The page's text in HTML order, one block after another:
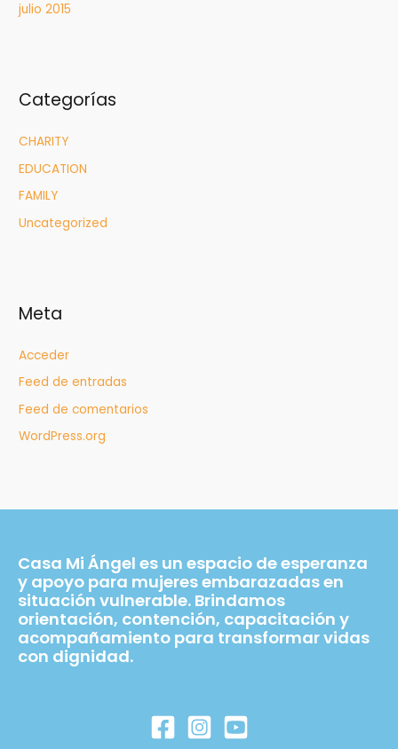
julio 2015
Categorías
CHARITY
EDUCATION
FAMILY
Uncategorized
Meta
Acceder
Feed de entradas
Feed de comentarios
WordPress.org
Casa Mi Ángel es un espacio de esperanza
y apoyo para mujeres embarazadas en
situación vulnerable. Brindamos
orientación, contención, capacitación y
acompañamiento para transformar vidas
con dignidad.